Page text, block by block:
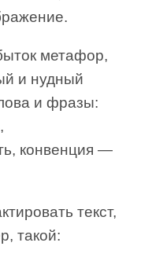
метафор,
и нудный
и фразы:
конвенция —
текст,
такой: